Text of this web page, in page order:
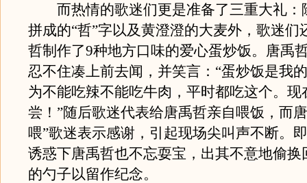
而热情的歌迷们更是准备了三重大礼：
拼成的“哲”字以及黄澄澄的大麦外，歌迷们
哲制作了9种地方口味的爱心蛋炒饭。唐禹
忍不住凑上前去闻，并笑言：“蛋炒饭是我
为不能吃辣不能吃牛肉，平时都吃这个。现
尝！”随后歌迷代表给唐禹哲亲自喂饭，而
喂”歌迷表示感谢，引起现场尖叫声不断。
诱惑下唐禹哲也不忘耍宝，出其不意地偷换
的勺子以留作纪念。